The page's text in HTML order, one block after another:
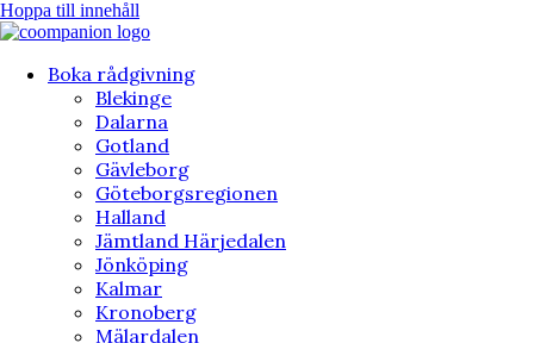
Hoppa till innehåll
Boka rådgivning
Blekinge
Dalarna
Gotland
Gävleborg
Göteborgsregionen
Halland
Jämtland Härjedalen
Jönköping
Kalmar
Kronoberg
Mälardalen